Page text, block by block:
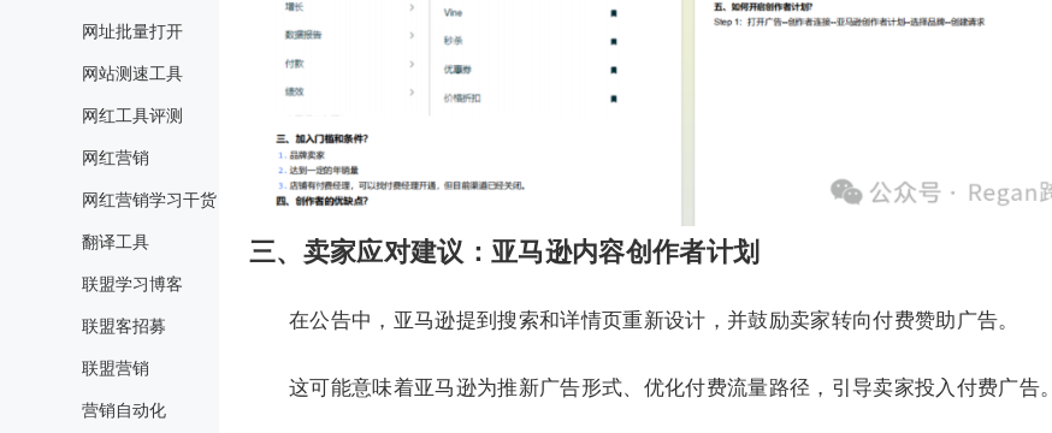
网址批量打开
网站测速工具
网红工具评测
网红营销
网红营销学习干货
翻译工具
联盟学习博客
联盟客招募
联盟营销
营销自动化
三、卖家应对建议：亚马逊内容创作者计划
在公告中，亚马逊提到搜索和详情页重新设计，并鼓励卖家转向付费赞助广告。
这可能意味着亚马逊为推新广告形式、优化付费流量路径，引导卖家投入付费广告。